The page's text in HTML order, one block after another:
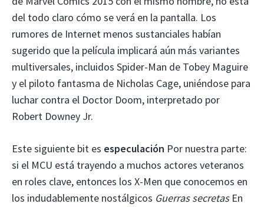
del todo claro cómo se verá en la pantalla. Los
rumores de Internet menos sustanciales habían
sugerido que la película implicará aún más variantes
multiversales, incluidos Spider-Man de Tobey Maguire
y el piloto fantasma de Nicholas Cage, uniéndose para
luchar contra el Doctor Doom, interpretado por
Robert Downey Jr.
Este siguiente bit es especulación Por nuestra parte:
si el MCU está trayendo a muchos actores veteranos
en roles clave, entonces los X-Men que conocemos en
los indudablemente nostálgicos Guerras secretasEn